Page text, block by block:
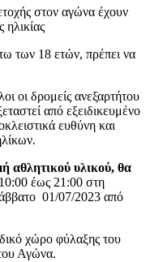
στον αγώνα έχουν
ηλικίας
των 18 ετών, πρέπει να
οι δρομείς ανεξαρτήτου
από εξειδικευμένο
ευθύνη και
αθλητικού υλικού, θα
έως 21:00 στη
01/07/2023 από
χώρο φύλαξης του
Αγώνα.